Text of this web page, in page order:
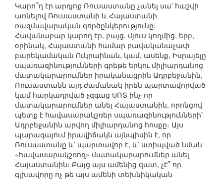
Կարո՞ղ էր արդյոք Ռուսաստանը չանել սա՝ հաշվի
առնելով Ռուսաստանի և Հայաստանի
ռազմավարական գործընկերությունը։
Հավանաբար կարող էր, բայց, մյուս կողմից, երբ,
օրինակ, Հայաստանի համար բավականաչափ
բարեկամական Ուկրաինան, կամ, ասենք, Իսրայելը
սպառազինությունների գրեթե երկու միլիարդանոց
մատակարարումներ իրականացրին Ադրբեջանին,
Ռուսաստանն այդ ժամանակ իրեն պարտավորված
կամ հարկադրված չզգաց ՍՌՏ ինչ-որ
մատակարարումներ անել Հայաստանին, որոնցով
պետք է հավասարակշռեր սպառազինությունների՝
Ադրբեջանին արվող միլիարդանոց հոսքը։ Այս
պարագայում իրավիճակն այնպիսին է, որ
Ռուսաստանը և՛ պարտավոր է, և՛ ստիպված նման
«հավասարակշռող» մատակարարումներ անել
Հայաստանին։ Բայց այս ամենից զատ, չէ՞ որ
գլխավորը ոչ թե այս ամենի տեխնիկական